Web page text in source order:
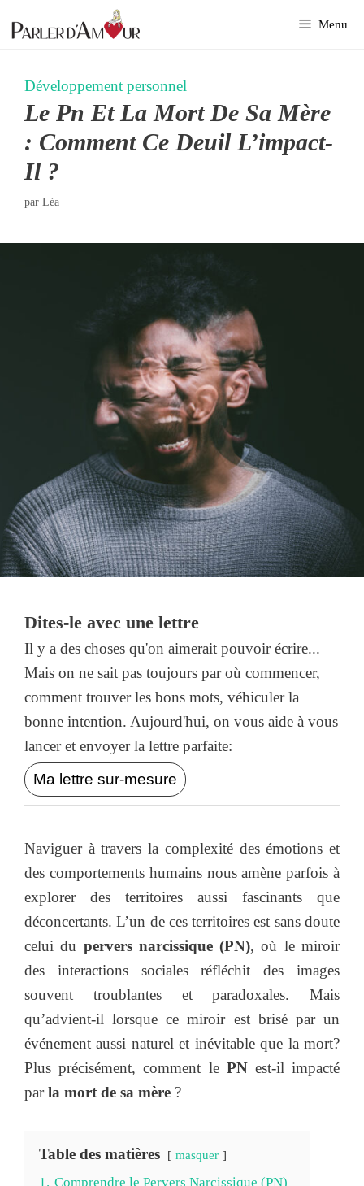
au
Menu
Développement personnel
Le Pn Et La Mort De Sa Mère
: Comment Ce Deuil L’impact-
Il ?
par Léa
Dites-le avec une lettre
Il y a des choses qu'on aimerait pouvoir écrire...
Mais on ne sait pas toujours par où commencer,
comment trouver les bons mots, véhiculer la
bonne intention. Aujourd'hui, on vous aide à vous
lancer et envoyer la lettre parfaite:
Ma lettre sur-mesure
Naviguer à travers la complexité des émotions et
des comportements humains nous amène parfois à
explorer des territoires aussi fascinants que
déconcertants. L’un de ces territoires est sans doute
celui du pervers narcissique (PN), où le miroir
des interactions sociales réfléchit des images
souvent troublantes et paradoxales. Mais
qu’advient-il lorsque ce miroir est brisé par un
événement aussi naturel et inévitable que la mort?
Plus précisément, comment le PNest-il impacté
parla mort de sa mère ?
Table des matières masquer
1. Comprendre le Pervers Narcissique (PN)